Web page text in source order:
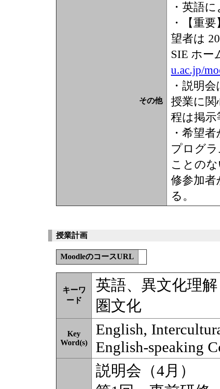
その他
・英語
・【重
望者は
SIE ホー
u.ac.jp/
・説明
授業に
程は掲示
・希望
プログ
ことの
修参加
る。
授業計画
MoodleのコースURL
キーワ
ード
英語、異文化理
圏文化
Key
Word(s)
English,
English-speaking
説明会（4月）